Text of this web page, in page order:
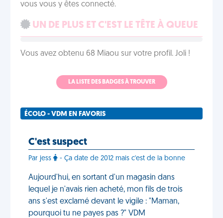
vous vous y êtes connecté.
UN DE PLUS ET C'EST LE TÊTE À QUEUE
Vous avez obtenu 68 Miaou sur votre profil. Joli !
LA LISTE DES BADGES À TROUVER
ÉCOLO - VDM EN FAVORIS
C'est suspect
Par jess - Ça date de 2012 mais c'est de la bonne
Aujourd'hui, en sortant d'un magasin dans
lequel je n'avais rien acheté, mon fils de trois
ans s'est exclamé devant le vigile : "Maman,
pourquoi tu ne payes pas ?" VDM